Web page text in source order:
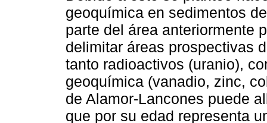
geoquímica en sedimentos
parte del área anteriormente
delimitar áreas prospectivas
tanto radioactivos (uranio),
geoquímica (vanadio, zinc,
de Alamor-Lancones puede
que por su edad representa